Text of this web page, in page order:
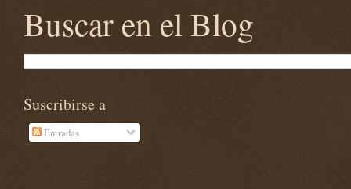
Buscar en el Blog
Suscribirse a
Entradas